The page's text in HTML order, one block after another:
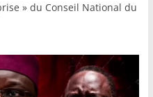
» du Conseil National du